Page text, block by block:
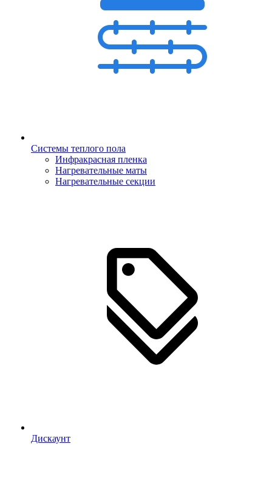
Системы теплого пола
Инфракрасная пленка
Нагревательные маты
Нагревательные секции
Дискаунт